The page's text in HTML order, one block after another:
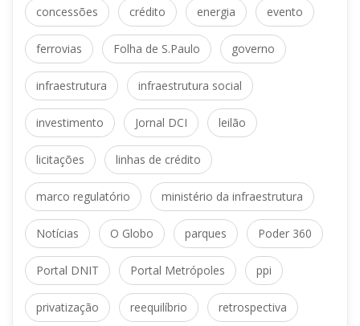
concessõe crédito energia evento
ferrovia Folha de S.Paulo governo
infraestrutura infraestrutura social
investimento Jornal DCI leilão
licitaçõe linhas de crédito
marco regulatório ministério da infraestrutura
Notícia O Globo parque Poder 360
Portal DNIT Portal Metrópole ppi
privatização reequilíbrio retrospectiva